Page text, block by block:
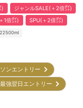
)
ジャンルSALE(＋2倍㌽)
1倍㌽) SPU(＋2倍㌽)
ソンエントリー
最強翌日エントリー